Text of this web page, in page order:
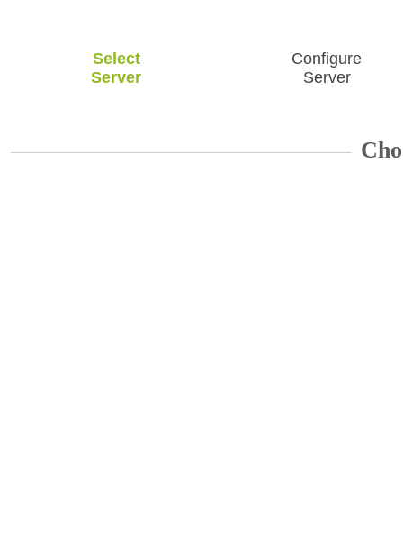
Select
Server
Configure
Server